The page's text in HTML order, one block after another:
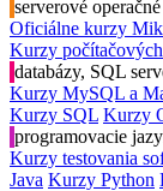
serverové
Oficiálne kurzy
Kurzy
databázy, SQL
Kurzy MySQL a
Kurzy SQL Kurzy
programovacie
Kurzy testovania
Java Kurzy Python